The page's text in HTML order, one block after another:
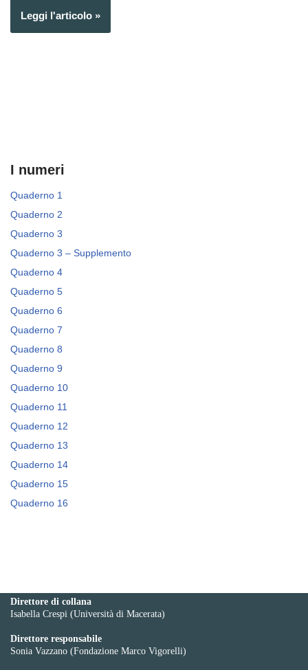
Leggi l'articolo »
I numeri
Quaderno 1
Quaderno 2
Quaderno 3
Quaderno 3 – Supplemento
Quaderno 4
Quaderno 5
Quaderno 6
Quaderno 7
Quaderno 8
Quaderno 9
Quaderno 10
Quaderno 11
Quaderno 12
Quaderno 13
Quaderno 14
Quaderno 15
Quaderno 16
Direttore di collana
Isabella Crespi (Università di Macerata)
Direttore responsabile
Sonia Vazzano (Fondazione Marco Vigorelli)